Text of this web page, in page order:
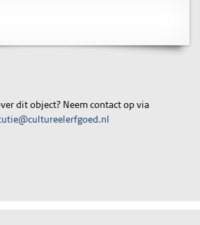
dit object? Neem contact op via